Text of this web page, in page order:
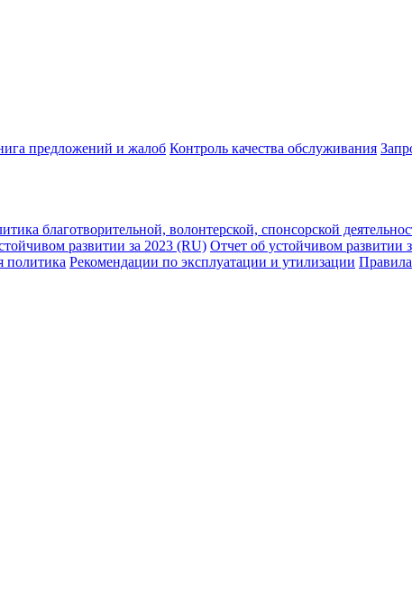
предложений и жалоб Контроль качества обслуживания
благотворительной, волонтерской, спонсорской
развитии за 2023 (RU) Отчет об устойчивом развитии
политика Рекомендации по эксплуатации и утилизации Правила